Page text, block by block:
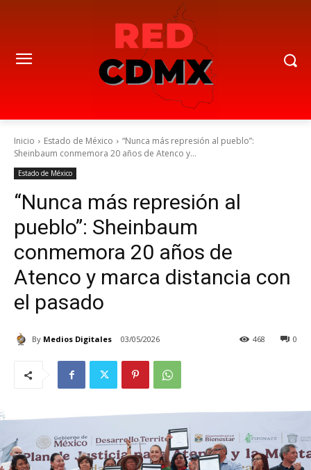
Inicio Estado de México
“Nunca más represión al pueblo”:
Sheinbaum conmemora 20 años de Atenco y...
Estado de México
“Nunca más represión al
pueblo”: Sheinbaum
conmemora 20 años de
Atenco y marca distancia con
el pasado
By Medios Digitales 03/05/2026 0
468